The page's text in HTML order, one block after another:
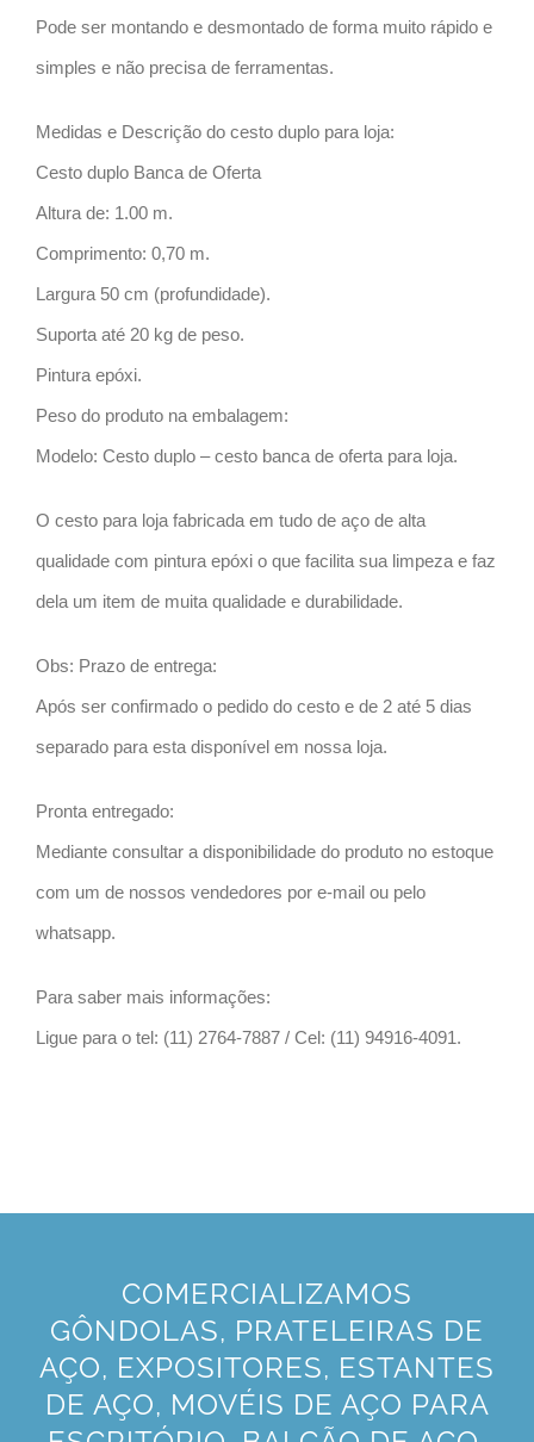
Pode ser montando e desmontado de forma muito rápido e
simples e não precisa de ferramentas.
Medidas e Descrição do cesto duplo para loja:
Cesto duplo Banca de Oferta
Altura de: 1.00 m.
Comprimento: 0,70 m.
Largura 50 cm (profundidade).
Suporta até 20 kg de peso.
Pintura epóxi.
Peso do produto na embalagem:
Modelo: Cesto duplo – cesto banca de oferta para loja.
O cesto para loja fabricada em tudo de aço de alta
qualidade com pintura epóxi o que facilita sua limpeza e faz
dela um item de muita qualidade e durabilidade.
Obs: Prazo de entrega:
Após ser confirmado o pedido do cesto e de 2 até 5 dias
separado para esta disponível em nossa loja.
Pronta entregado:
Mediante consultar a disponibilidade do produto no estoque
com um de nossos vendedores por e-mail ou pelo
whatsapp.
Para saber mais informações:
Ligue para o tel: (11) 2764-7887 / Cel: (11) 94916-4091.
COMERCIALIZAMOS
GÔNDOLAS, PRATELEIRAS DE
AÇO, EXPOSITORES, ESTANTES
DE AÇO, MOVÉIS DE AÇO PARA